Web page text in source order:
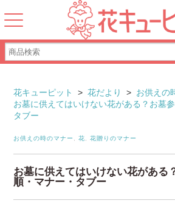
花キューピット > 花だより > お供えの
お墓に供えてはいけない花がある？お墓
タブー
お供えの時のマナー ,花 ,花贈りのマナー
お墓に供えてはいけない花がある
順・マナー・タブー